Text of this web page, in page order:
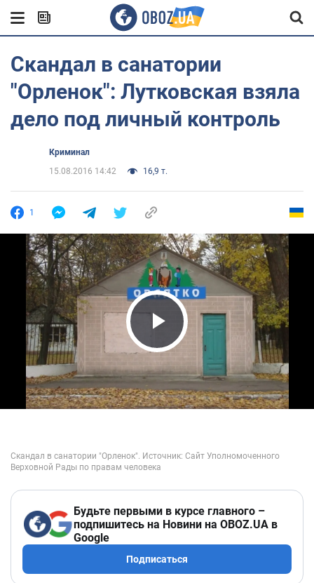
Скандал в санатории
"Орленок": Лутковская взяла
дело под личный контроль
Криминал
15.08.2016 14:42
16,9 т.
1
Play Video
Будьте первыми в курсе главного –
подпишитесь на Новини на OBOZ.UA в
Google
Подписаться